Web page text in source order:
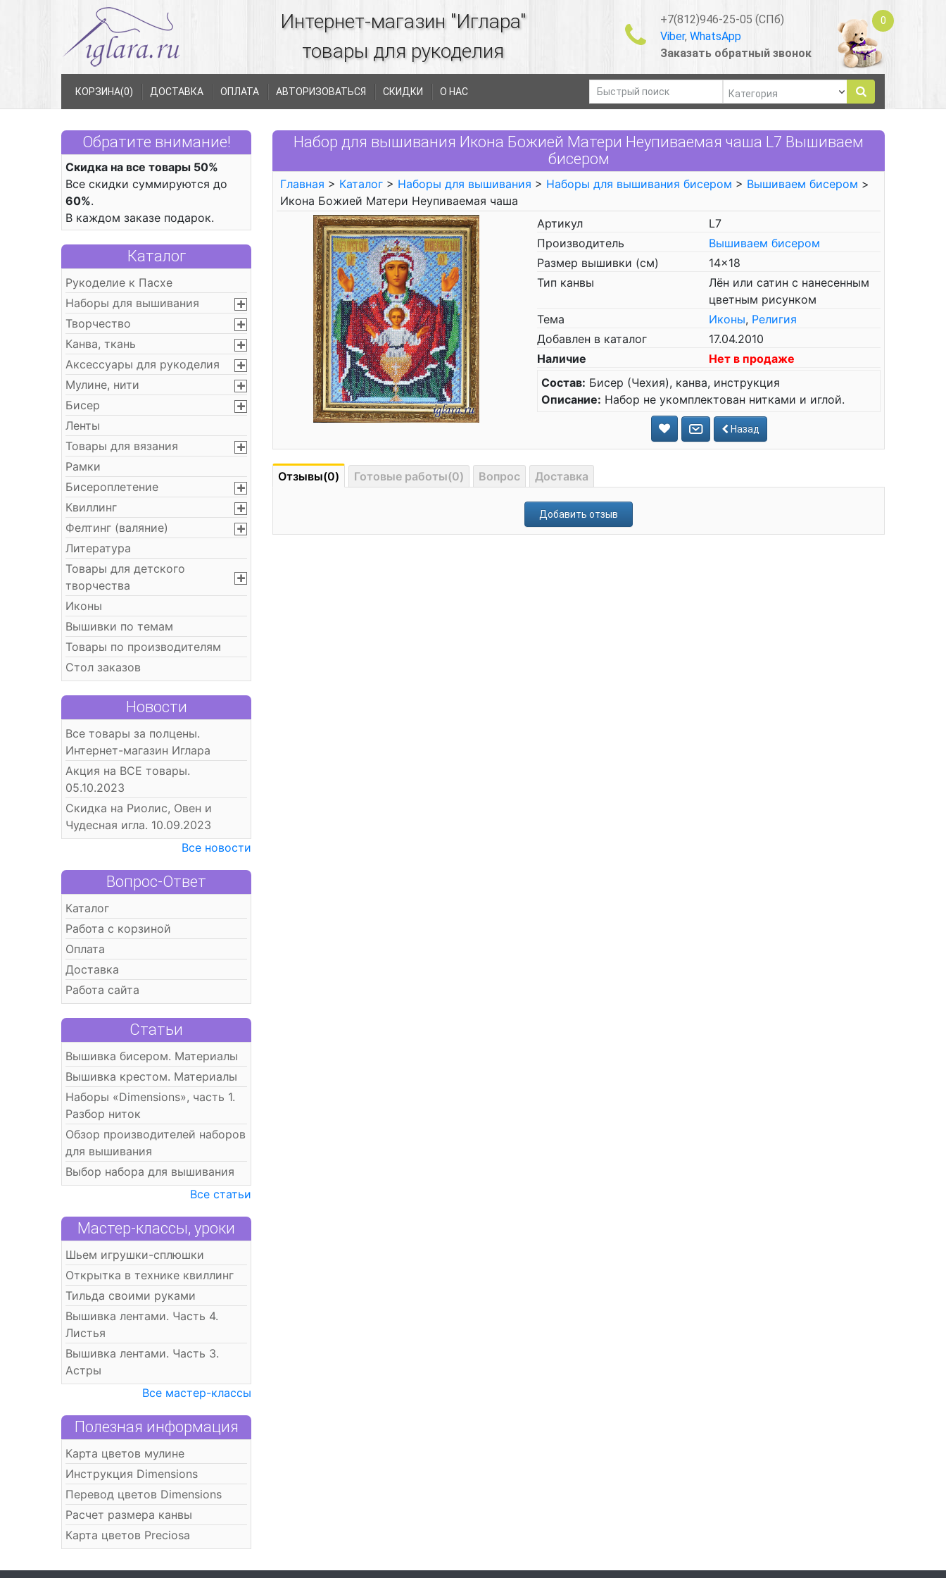
Интернет-магазин "Иглара"
товары для рукоделия
+7(812)946-25-05 (СПб)
Viber, WhatsApp
Заказать обратный звонок
0
КОРЗИНА(0) ДОСТАВКА ОПЛАТА АВТОРИЗОВАТЬСЯ СКИДКИ О НАС
Обратите внимание!
Скидка на все товары 50%
Все скидки суммируются до
60%.
В каждом заказе подарок.
Каталог
Рукоделие к Пасхе
Наборы для вышивания
Творчество
Канва, ткань
Аксессуары для рукоделия
Мулине, нити
Бисер
Ленты
Товары для вязания
Рамки
Бисероплетение
Квиллинг
Фелтинг (валяние)
Литература
Товары для детского
творчества
Иконы
Вышивки по темам
Товары по производителям
Стол заказов
Новости
Все товары за полцены.
Интернет-магазин Иглара
Акция на ВСЕ товары.
05.10.2023
Скидка на Риолис, Овен и
Чудесная игла. 10.09.2023
Все новости
Вопрос-Ответ
Каталог
Работа с корзиной
Оплата
Доставка
Работа сайта
Статьи
Вышивка бисером. Материалы
Вышивка крестом. Материалы
Наборы «Dimensions», часть 1.
Разбор ниток
Обзор производителей наборов
для вышивания
Выбор набора для вышивания
Все статьи
Мастер-классы, уроки
Шьем игрушки-сплюшки
Открытка в технике квиллинг
Тильда своими руками
Вышивка лентами. Часть 4.
Листья
Вышивка лентами. Часть 3.
Астры
Все мастер-классы
Полезная информация
Карта цветов мулине
Инструкция Dimensions
Перевод цветов Dimensions
Расчет размера канвы
Карта цветов Preciosa
Набор для вышивания Икона Божией Матери Неупиваемая чаша L7 Вышиваем
бисером
Главная > Каталог > Наборы для вышивания > Наборы для вышивания бисером > Вышиваем бисером >
Икона Божией Матери Неупиваемая чаша
Артикул
L7
Производитель
Вышиваем бисером
Размер вышивки (см)
14x18
Тип канвы
Лён или сатин с нанесенным
цветным рисунком
Тема
Иконы, Религия
Добавлен в каталог
17.04.2010
Наличие
Нет в продаже
Состав: Бисер (Чехия), канва, инструкция
Описание: Набор не укомплектован нитками и иглой.
Назад
Отзывы(0) Готовые работы(0) Вопрос Доставка
Добавить отзыв